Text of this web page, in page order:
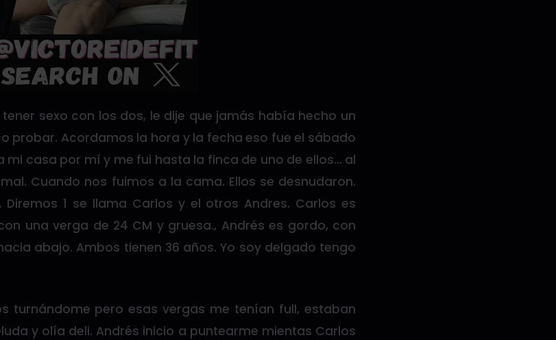
sexo con los dos, le dije que jamás había hecho un
probar. Acordamos la hora y la fecha eso fue el sábado
mi casa por mí y me fui hasta la finca de uno de ellos… al
Cuando nos fuimos a la cama. Ellos se desnudaron.
1 se llama Carlos y el otros Andres. Carlos es
una verga de 24 CM y gruesa., Andrés es gordo, con
abajo. Ambos tienen 36 años. Yo soy delgado tengo
turnándome pero esas vergas me tenían full, estaban
y olía deli. Andrés inicio a puntearme mientas Carlos